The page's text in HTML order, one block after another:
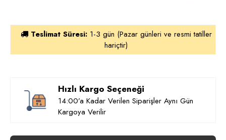
Teslimat Süresi: 1-3 gün (Pazar günleri ve resmi tatiller
hariçtir)
Hızlı Kargo Seçeneği
14:00’a Kadar Verilen Siparişler Aynı Gün
Kargoya Verilir